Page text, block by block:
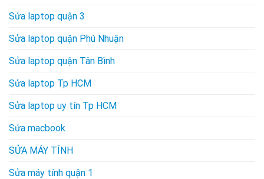
Sửa laptop quận 3
Sửa laptop quận Phú Nhuận
Sửa laptop quận Tân Bình
Sửa laptop Tp HCM
Sửa laptop uy tín Tp HCM
Sửa macbook
SỬA MÁY TÍNH
Sửa máy tính quận 1